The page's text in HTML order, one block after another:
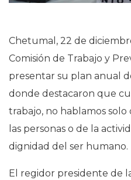
Chetumal, 22 de
Comisión de Trabajo y
presentar su plan anual
donde destacaron que
trabajo, no hablamos
las personas o de la
dignidad del ser humano.
El regidor presidente de